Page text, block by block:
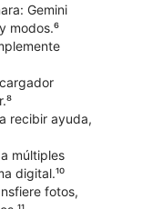
Gemini
modos.⁶
recibir ayuda,
múltiples
digital.¹⁰
fotos,